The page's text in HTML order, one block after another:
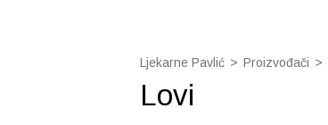
Ljekarne Pavlić > Proizvođači >
Lovi